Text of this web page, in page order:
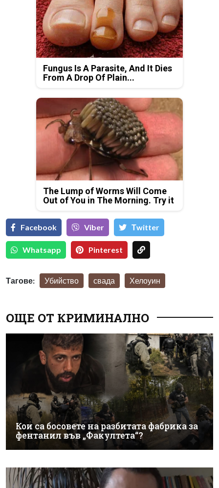
Fungus Is A Parasite, And It Dies
From A Drop Of Plain...
The Lump of Worms Will Come
Out of You in The Morning. Try it
Facebook Viber Тwitter
Whatsapp Pinterest
Тагове: Убийство свада Хелоуин
ОЩЕ ОТ КРИМИНАЛНО
Кои са босовете на разбитата фабрика за
фентанил във „Факултета“?